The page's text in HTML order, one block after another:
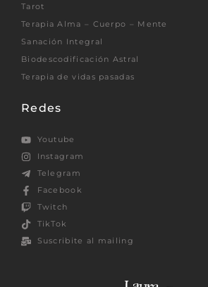
Tarot
Terapia Alma – Cuerpo – Mente
Sanación Integral
Biodescodificación Astral
Terapia de vidas pasadas
Redes
Youtube
Instagram
Telegram
Facebook
Twitch
TikTok
Suscribite al mailing